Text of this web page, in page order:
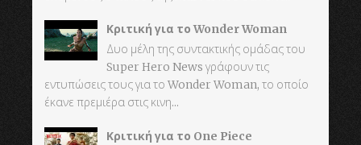
Κριτική για το Wonder Woman
Δυο μέλη της συντακτικής ομάδας του
Super Hero News γράφουν τις
εντυπώσεις τους για το Wonder Woman, το οποίο
έκανε πρεμιέρα στις κινη...
Κριτική για το One Piece